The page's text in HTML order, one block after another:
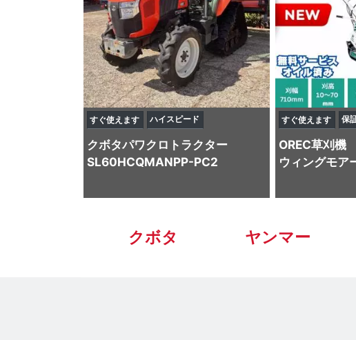
すぐ使えます ハイスピード
クボタパワクロトラクター
SL60HCQMANPP-PC2
すぐ使えます 保
OREC草刈機
ウィングモア
クボタ ヤンマー